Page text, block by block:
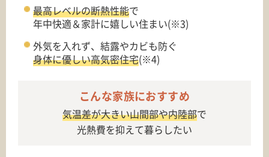
最高レベルの断熱性能で
年中快適＆家計に嬉しい住まい(※3)
外気を入れず、結露やカビも防ぐ
身体に優しい高気密住宅(※4)
こんな家族におすすめ
気温差が大きい山間部や内陸部で
光熱費を抑えて暮らしたい